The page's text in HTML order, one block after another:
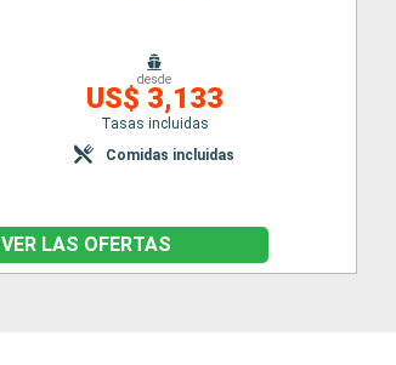
desde
US$ 3,133
Tasas incluidas
Comidas incluidas
VER LAS OFERTAS